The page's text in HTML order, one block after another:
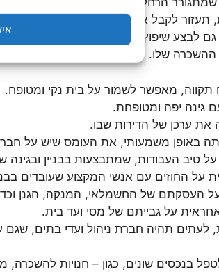
תעזור לקבל את מקסימום המחיר עבור נכס
גם לבצע שיפוץ של נכס לפני מכירתו או
ההשכרה שלו.
תקווה, מאפשר לשמור על בית נקי ומטופח.
גינה יפה ומטופחת.
את ערכן של הדירות שבו.
באופן משמעותי, את העומס שיש על
טיב העבודות, שמתבצעות בבניין ובגינה
על החוזים עם אנשי המקצוע שעובדים
העסקתם של החשמלאי, המנקה, הגנן
על גבייתם של מסי ועד בית.
לעתים תהיה חברת ניהול ועדי בתים,
בנכסים שונים, כגון – חנויות להשכרה,